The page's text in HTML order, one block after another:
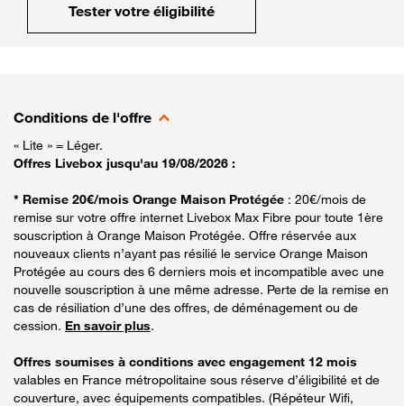
Tester votre éligibilité
Conditions de l'offre
« Lite » = Léger.
Offres Livebox jusqu'au 19/08/2026 :
* Remise 20€/mois Orange Maison Protégée : 20€/mois de
remise sur votre offre internet Livebox Max Fibre pour toute 1ère
souscription à Orange Maison Protégée. Offre réservée aux
nouveaux clients n’ayant pas résilié le service Orange Maison
Protégée au cours des 6 derniers mois et incompatible avec une
nouvelle souscription à une même adresse. Perte de la remise en
cas de résiliation d’une des offres, de déménagement ou de
cession. En savoir plus.
Offres soumises à conditions avec engagement 12 mois
valables en France métropolitaine sous réserve d’éligibilité et de
couverture, avec équipements compatibles. (Répéteur Wifi,